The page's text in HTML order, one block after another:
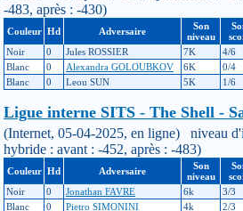
-483, après : -430)
Couleur Hd Adversaire
Son
niveau
Noir
0 Jules ROSSIER 7K 4/6
Blanc
0 Alexandra GOLOUBKOV 6K 0/4
Blanc
0 Leou SUN 5K 1/6
Ligue interne SITS - The Shell -
(Internet, 05-04-2025, en ligne) niveau
hybride : avant : -452, après : -483)
Couleur Hd Adversaire
Son
niveau
Noir
0 Jonathan FAVRE 6k 3/3
Blanc
0 Pietro SIMONINI 4k 2/3